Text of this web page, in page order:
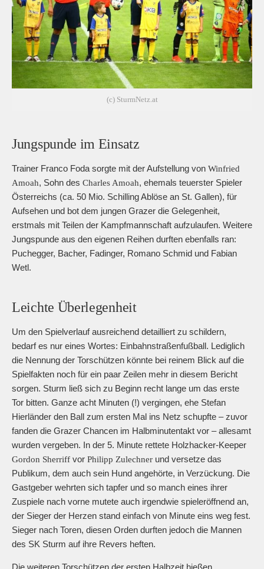
(c) SturmNetz.at
Jungspunde im Einsatz
Trainer Franco Foda sorgte mit der Aufstellung von Winfried
Amoah, Sohn des Charles Amoah, ehemals teuerster Spieler
Österreichs (ca. 50 Mio. Schilling Ablöse an St. Gallen), für
Aufsehen und bot dem jungen Grazer die Gelegenheit,
erstmals mit Teilen der Kampfmannschaft aufzulaufen. Weitere
Jungspunde aus den eigenen Reihen durften ebenfalls ran:
Puchegger, Bacher, Fadinger, Romano Schmid und Fabian
Wetl.
Leichte Überlegenheit
Um den Spielverlauf ausreichend detailliert zu schildern,
bedarf es nur eines Wortes: Einbahnstraßenfußball. Lediglich
die Nennung der Torschützen könnte bei reinem Blick auf die
Spielfakten noch für ein paar Zeilen mehr in diesem Bericht
sorgen. Sturm ließ sich zu Beginn recht lange um das erste
Tor bitten. Ganze acht Minuten (!) vergingen, ehe Stefan
Hierländer den Ball zum ersten Mal ins Netz schupfte – zuvor
fanden die Grazer Chancen im Halbminutentakt vor – allesamt
wurden vergeben. In der 5. Minute rettete Holzhacker-Keeper
Gordon Sherriff vor Philipp Zulechner und versetze das
Publikum, dem auch sein Hund angehörte, in Verzückung. Die
Gastgeber wehrten sich tapfer und so manch eines ihrer
Zuspiele nach vorne mutete auch irgendwie spieleröffnend an,
der Sieger der Herzen stand einfach von Minute eins weg fest.
Sieger nach Toren, diesen Orden durften jedoch die Mannen
des SK Sturm auf ihre Revers heften.
Die weiteren Torschützen der ersten Halbzeit hießen